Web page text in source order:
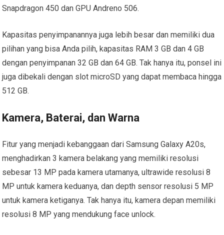
Snapdragon 450 dan GPU Andreno 506.
Kapasitas penyimpanannya juga lebih besar dan memiliki dua
pilihan yang bisa Anda pilih, kapasitas RAM 3 GB dan 4 GB
dengan penyimpanan 32 GB dan 64 GB. Tak hanya itu, ponsel ini
juga dibekali dengan slot microSD yang dapat membaca hingga
512 GB.
Kamera, Baterai, dan Warna
Fitur yang menjadi kebanggaan dari Samsung Galaxy A20s,
menghadirkan 3 kamera belakang yang memiliki resolusi
sebesar 13 MP pada kamera utamanya, ultrawide resolusi 8
MP untuk kamera keduanya, dan depth sensor resolusi 5 MP
untuk kamera ketiganya. Tak hanya itu, kamera depan memiliki
resolusi 8 MP yang mendukung face unlock.